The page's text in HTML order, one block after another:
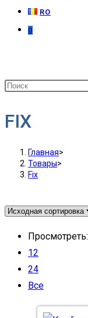
RO
0
FIX
Главная>
Товары>
Fix
Просмотреть:
12
24
Все